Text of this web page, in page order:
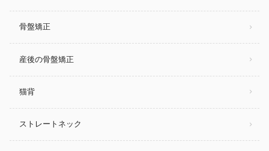
骨盤矯正
産後の骨盤矯正
猫背
ストレートネック